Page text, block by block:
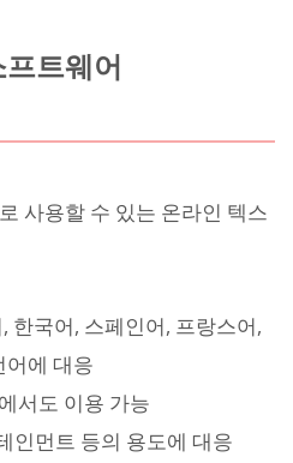
트웨어
사용할 수 있는 온라인 텍스
한국어, 스페인어, 프랑스어,
어에 대응
서도 이용 가능
인먼트 등의 용도에 대응